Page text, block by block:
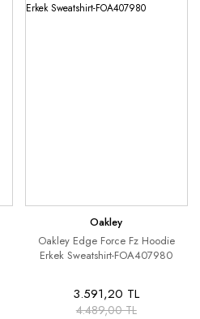
Oakley
Oakley Edge Force Fz Hoodie
Erkek Sweatshirt-FOA407980
3.591,20 TL
4.489,00 TL